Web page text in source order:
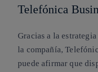
Telefónica
Gracias a la
la compañía,
puede afirmar que